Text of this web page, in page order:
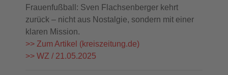
Frauenfußball: Sven Flachsenberger kehrt
zurück – nicht aus Nostalgie, sondern mit einer
klaren Mission.
>> Zum Artikel (kreiszeitung.de)
>> WZ / 21.05.2025